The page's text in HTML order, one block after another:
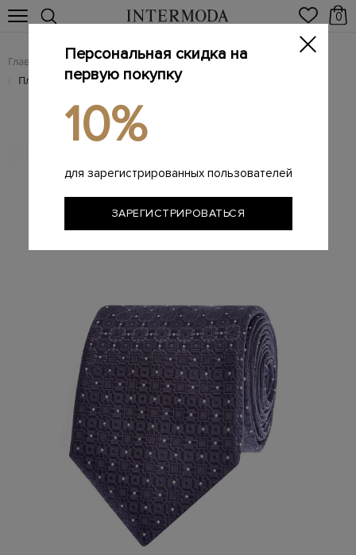
0
Главная Мужчинам / Аксессуары / Галстуки
/ Плотный галстук из&nbsp;шелка с&nbsp;вышитым принтом
Персональная скидка на
первую покупку
10%
для зарегистрированных пользователей
ЗАРЕГИСТРИРОВАТЬСЯ